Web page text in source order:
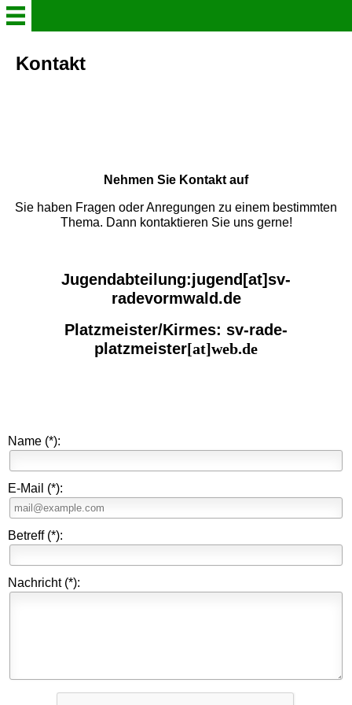
Aktuelles
Damenabteilung
Unser Schützenhaus
Geschichte
Linkliste
Kontakt
Nehmen Sie Kontakt auf
Sie haben Fragen oder Anregungen zu einem bestimmten
Thema. Dann kontaktieren Sie uns gerne!
Jugendabteilung:jugend[at]sv-
radevormwald.de
Platzmeister/Kirmes: sv-rade-
platzmeister[at]web.de
Name (*):
E-Mail (*):
Betreff(*):
Nachricht(*):